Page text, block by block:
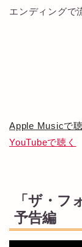
エンディングで
Apple Musicで聴
YouTubeで聴く
「ザ・フ
予告編